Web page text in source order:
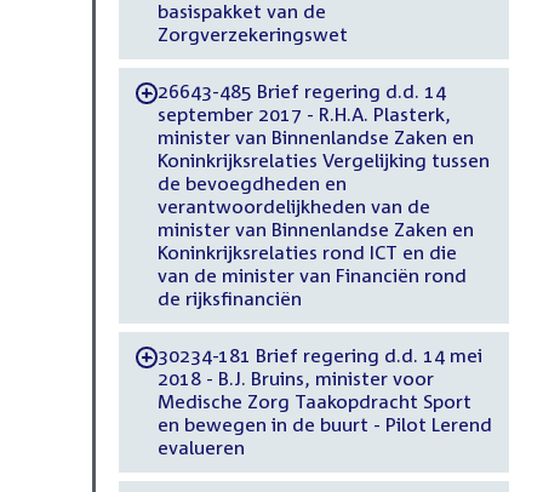
basispakket van de
Zorgverzekeringswet
-26643-485 Brief regering d.d. 14
september 2017 - R.H.A. Plasterk,
minister van Binnenlandse Zaken en
Koninkrijksrelaties Vergelijking tussen
de bevoegdheden en
verantwoordelijkheden van de
minister van Binnenlandse Zaken en
Koninkrijksrelaties rond ICT en die
van de minister van Financiën rond
de rijksfinanciën
-30234-181 Brief regering d.d. 14 mei
2018 - B.J. Bruins, minister voor
Medische Zorg Taakopdracht Sport
en bewegen in de buurt - Pilot Lerend
evalueren